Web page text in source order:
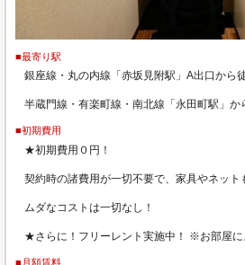
■最寄り駅
銀座線・丸の内線「赤坂見附駅」A出口から
半蔵門線・有楽町線・南北線「永田町駅」か
■初期費用
★初期費用０円！
契約時の諸費用が一切不要で、家具やネット
ムダなコストは一切なし！
★さらに！フリーレント実施中！ ※お部屋に
■月額賃料